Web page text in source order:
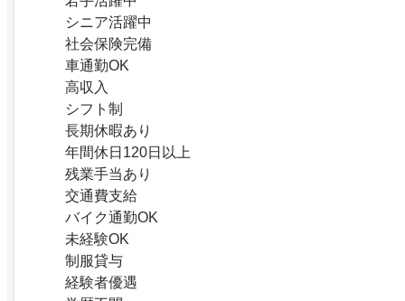
シニア活躍中
社会保険完備
車通勤OK
高収入
シフト制
長期休暇あり
年間休日120日以上
残業手当あり
交通費支給
バイク通勤OK
未経験OK
制服貸与
経験者優遇